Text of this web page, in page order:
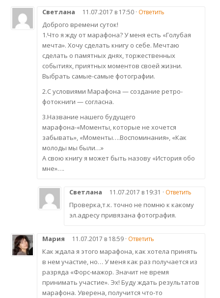
Светлана 11.07.2017 в 17:50 · Ответить
Доброго времени суток!
1.Что я жду от марафона? У меня есть «Голубая
мечта». Хочу сделать книгу о себе. Мечтаю
сделать о памятных днях, торжественных
событиях, приятных моментов своей жизни.
Выбрать самые-самые фотографии.
2.С условиями Марафона — создание ретро-
фотокниги — согласна.
3.Название нашего будущего
марафона-«Моменты, которые не хочется
забывать», «Моменты….Воспоминания», «Как
молоды мы были…»
А свою книгу я может быть назову «История обо
мне»….
Светлана 11.07.2017 в 19:31 · Ответить
Проверка,т.к. точно не помню к какому
эл.адресу привязана фотография.
Мария 11.07.2017 в 18:59 · Ответить
Как ждала я этого марафона, как хотела принять
в нем участие, но… У меня как раз получается из
разряда «Форс-мажор. Значит не время
принимать участие». Эх! Буду ждать результатов
марафона. Уверена, получится что-то